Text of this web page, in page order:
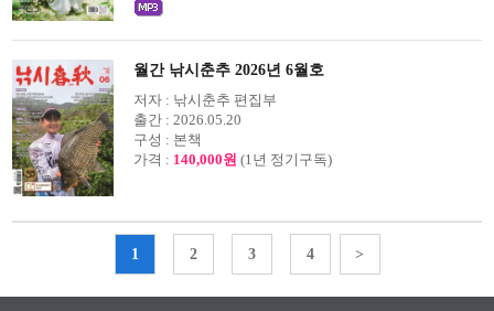
월간 낚시춘추 2026년 6월호
저자 : 낚시춘추 편집부
출간 : 2026.05.20
구성 : 본책
가격 : 140,000원 (1년 정기구독)
1 2 3 4 >